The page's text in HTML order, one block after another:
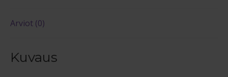
Arviot (0)
Kuvaus